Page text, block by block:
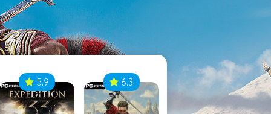
5.9 6.3 8.1